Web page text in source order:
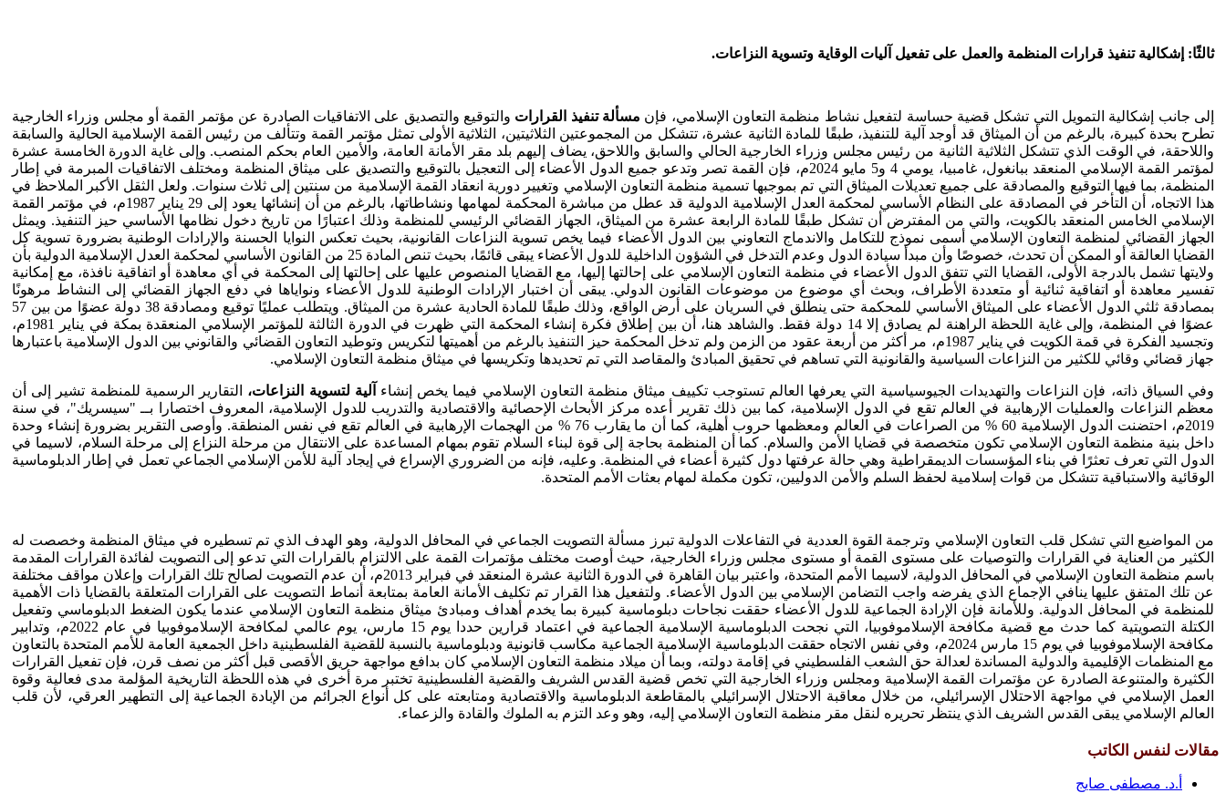
ثالثًا: إشكالية تنفيذ قرارات المنظمة والعمل على تفعيل آليات الوقاية وتسوية النزاعات.
إلى جانب إشكالية التمويل التي تشكل قضية حساسة لتفعيل نشاط منظمة التعاون الإسلامي، فإن مسألة تنفيذ القرارات والتوقيع والتصديق على الاتفاقيات الصادرة عن مؤتمر القمة أو مجلس وزراء الخارجية
تطرح بحدة كبيرة، بالرغم من أن الميثاق قد أوجد آلية للتنفيذ، طبقًا للمادة الثانية عشرة، تتشكل من المجموعتين الثلاثيتين، الثلاثية الأولى تمثل مؤتمر القمة وتتألف من رئيس القمة الإسلامية الحالية والسابقة
واللاحقة، في الوقت الذي تتشكل الثلاثية الثانية من رئيس مجلس وزراء الخارجية الحالي والسابق واللاحق، يضاف إليهم بلد مقر الأمانة العامة، والأمين العام بحكم المنصب. وإلى غاية الدورة الخامسة عشرة
لمؤتمر القمة الإسلامي المنعقد ببانغول، غامبيا، يومي 4 و5 مايو 2024م، فإن القمة تصر وتدعو جميع الدول الأعضاء إلى التعجيل بالتوقيع والتصديق على ميثاق المنظمة ومختلف الاتفاقيات المبرمة في إطار
المنظمة، بما فيها التوقيع والمصادقة على جميع تعديلات الميثاق التي تم بموجبها تسمية منظمة التعاون الإسلامي وتغيير دورية انعقاد القمة الإسلامية من سنتين إلى ثلاث سنوات. ولعل الثقل الأكبر الملاحظ في
هذا الاتجاه، أن التأخر في المصادقة على النظام الأساسي لمحكمة العدل الإسلامية الدولية قد عطل من مباشرة المحكمة لمهامها ونشاطاتها، بالرغم من أن إنشائها يعود إلى 29 يناير 1987م، في مؤتمر القمة
الإسلامي الخامس المنعقد بالكويت، والتي من المفترض أن تشكل طبقًا للمادة الرابعة عشرة من الميثاق، الجهاز القضائي الرئيسي للمنظمة وذلك اعتبارًا من تاريخ دخول نظامها الأساسي حيز التنفيذ. ويمثل
الجهاز القضائي لمنظمة التعاون الإسلامي أسمى نموذج للتكامل والاندماج التعاوني بين الدول الأعضاء فيما يخص تسوية النزاعات القانونية، بحيث تعكس النوايا الحسنة والإرادات الوطنية بضرورة تسوية كل
القضايا العالقة أو الممكن أن تحدث، خصوصًا وأن مبدأ سيادة الدول وعدم التدخل في الشؤون الداخلية للدول الأعضاء يبقى قائمًا، بحيث تنص المادة 25 من القانون الأساسي لمحكمة العدل الإسلامية الدولية بأن
ولايتها تشمل بالدرجة الأولى، القضايا التي تتفق الدول الأعضاء في منظمة التعاون الإسلامي على إحالتها إليها، مع القضايا المنصوص عليها على إحالتها إلى المحكمة في أي معاهدة أو اتفاقية نافذة، مع إمكانية
تفسير معاهدة أو اتفاقية ثنائية أو متعددة الأطراف، وبحث أي موضوع من موضوعات القانون الدولي. يبقى أن اختبار الإرادات الوطنية للدول الأعضاء ونواياها في دفع الجهاز القضائي إلى النشاط مرهونًا
بمصادقة ثلثي الدول الأعضاء على الميثاق الأساسي للمحكمة حتى ينطلق في السريان على أرض الواقع، وذلك طبقًا للمادة الحادية عشرة من الميثاق. ويتطلب عمليًا توقيع ومصادقة 38 دولة عضوًا من بين 57
عضوًا في المنظمة، وإلى غاية اللحظة الراهنة لم يصادق إلا 14 دولة فقط. والشاهد هنا، أن بين إطلاق فكرة إنشاء المحكمة التي ظهرت في الدورة الثالثة للمؤتمر الإسلامي المنعقدة بمكة في يناير 1981م،
وتجسيد الفكرة في قمة الكويت في يناير 1987م، مر أكثر من أربعة عقود من الزمن ولم تدخل المحكمة حيز التنفيذ بالرغم من أهميتها لتكريس وتوطيد التعاون القضائي والقانوني بين الدول الإسلامية باعتبارها
جهاز قضائي وقائي للكثير من النزاعات السياسية والقانونية التي تساهم في تحقيق المبادئ والمقاصد التي تم تحديدها وتكريسها في ميثاق منظمة التعاون الإسلامي.
وفي السياق ذاته، فإن النزاعات والتهديدات الجيوسياسية التي يعرفها العالم تستوجب تكييف ميثاق منظمة التعاون الإسلامي فيما يخص إنشاء آلية لتسوية النزاعات،
التقارير الرسمية للمنظمة تشير إلى أن
معظم النزاعات والعمليات الإرهابية في العالم تقع في الدول الإسلامية، كما بين ذلك تقرير أعده مركز الأبحاث الإحصائية والاقتصادية والتدريب للدول الإسلامية، المعروف اختصارا بــ "سيسريك"، في سنة
2019م، احتضنت الدول الإسلامية 60 % من الصراعات في العالم ومعظمها حروب أهلية، كما أن ما يقارب 76 % من الهجمات الإرهابية في العالم تقع في نفس المنطقة. وأوصى التقرير بضرورة إنشاء وحدة
داخل بنية منظمة التعاون الإسلامي تكون متخصصة في قضايا الأمن والسلام. كما أن المنظمة بحاجة إلى قوة لبناء السلام تقوم بمهام المساعدة على الانتقال من مرحلة النزاع إلى مرحلة السلام، لاسيما في
الدول التي تعرف تعثرًا في بناء المؤسسات الديمقراطية وهي حالة عرفتها دول كثيرة أعضاء في المنظمة. وعليه، فإنه من الضروري الإسراع في إيجاد آلية للأمن الإسلامي الجماعي تعمل في إطار الدبلوماسية
الوقائية والاستباقية تتشكل من قوات إسلامية لحفظ السلم والأمن الدوليين، تكون مكملة لمهام بعثات الأمم المتحدة.
من المواضيع التي تشكل قلب التعاون الإسلامي وترجمة القوة العددية في التفاعلات الدولية تبرز مسألة التصويت الجماعي في المحافل الدولية، وهو الهدف الذي تم تسطيره في ميثاق المنظمة وخصصت له
الكثير من العناية في القرارات والتوصيات على مستوى القمة أو مستوى مجلس وزراء الخارجية، حيث أوصت مختلف مؤتمرات القمة على الالتزام بالقرارات التي تدعو إلى التصويت لفائدة القرارات المقدمة
باسم منظمة التعاون الإسلامي في المحافل الدولية، لاسيما الأمم المتحدة، واعتبر بيان القاهرة في الدورة الثانية عشرة المنعقد في فبراير 2013م، أن عدم التصويت لصالح تلك القرارات وإعلان مواقف مختلفة
عن تلك المتفق عليها ينافي الإجماع الذي يفرضه واجب التضامن الإسلامي بين الدول الأعضاء. ولتفعيل هذا القرار تم تكليف الأمانة العامة بمتابعة أنماط التصويت على القرارات المتعلقة بالقضايا ذات الأهمية
للمنظمة في المحافل الدولية. وللأمانة فإن الإرادة الجماعية للدول الأعضاء حققت نجاحات دبلوماسية كبيرة بما يخدم أهداف ومبادئ ميثاق منظمة التعاون الإسلامي عندما يكون الضغط الدبلوماسي وتفعيل
الكتلة التصويتية كما حدث مع قضية مكافحة الإسلاموفوبيا، التي نجحت الدبلوماسية الإسلامية الجماعية في اعتماد قرارين حددا يوم 15 مارس، يوم عالمي لمكافحة الإسلاموفوبيا في عام 2022م، وتدابير
مكافحة الإسلاموفوبيا في يوم 15 مارس 2024م، وفي نفس الاتجاه حققت الدبلوماسية الإسلامية الجماعية مكاسب قانونية ودبلوماسية بالنسبة للقضية الفلسطينية داخل الجمعية العامة للأمم المتحدة بالتعاون
مع المنظمات الإقليمية والدولية المساندة لعدالة حق الشعب الفلسطيني في إقامة دولته، وبما أن ميلاد منظمة التعاون الإسلامي كان بدافع مواجهة حريق الأقصى قبل أكثر من نصف قرن، فإن تفعيل القرارات
الكثيرة والمتنوعة الصادرة عن مؤتمرات القمة الإسلامية ومجلس وزراء الخارجية التي تخص قضية القدس الشريف والقضية الفلسطينية تختبر مرة أخرى في هذه اللحظة التاريخية المؤلمة مدى فعالية وقوة
العمل الإسلامي في مواجهة الاحتلال الإسرائيلي، من خلال معاقبة الاحتلال الإسرائيلي بالمقاطعة الدبلوماسية والاقتصادية ومتابعته على كل أنواع الجرائم من الإبادة الجماعية إلى التطهير العرقي، لأن قلب
العالم الإسلامي يبقى القدس الشريف الذي ينتظر تحريره لنقل مقر منظمة التعاون الإسلامي إليه، وهو وعد التزم به الملوك والقادة والزعماء.
مقالات لنفس الكاتب
أ.د. مصطفى صايج